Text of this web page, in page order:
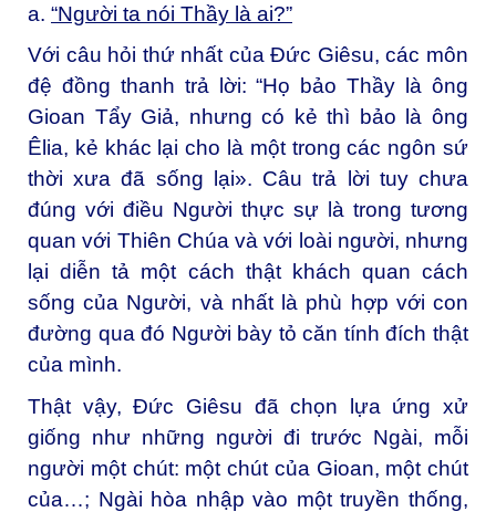
a. “Người ta nói Thầy là ai?”
Với câu hỏi thứ nhất của Đức Giêsu, các môn
đệ đồng thanh trả lời: “Họ bảo Thầy là ông
Gioan Tẩy Giả, nhưng có kẻ thì bảo là ông
Êlia, kẻ khác lại cho là một trong các ngôn sứ
thời xưa đã sống lại». Câu trả lời tuy chưa
đúng với điều Người thực sự là trong tương
quan với Thiên Chúa và với loài người, nhưng
lại diễn tả một cách thật khách quan cách
sống của Người, và nhất là phù hợp với con
đường qua đó Người bày tỏ căn tính đích thật
của mình.
Thật vậy, Đức Giêsu đã chọn lựa ứng xử
giống như những người đi trước Ngài, mỗi
người một chút: một chút của Gioan, một chút
của…; Ngài hòa nhập vào một truyền thống,